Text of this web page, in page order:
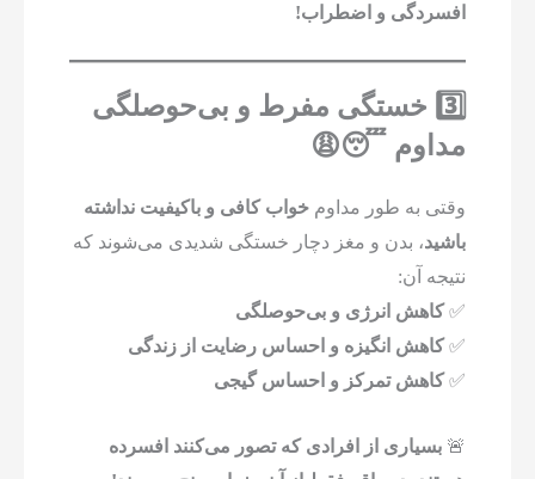
افسردگی و اضطراب!
3️⃣ خستگی مفرط و بی‌حوصلگی
مداوم 😴😩
وقتی به طور مداومخواب کافی و باکیفیت نداشته
باشید، بدن و مغز دچار خستگی شدیدی می‌شوند که
نتیجه آن:
✅کاهش انرژی و بی‌حوصلگی
✅کاهش انگیزه و احساس رضایت از زندگی
✅کاهش تمرکز و احساس گیجی
🚨بسیاری از افرادی که تصور می‌کنند افسرده